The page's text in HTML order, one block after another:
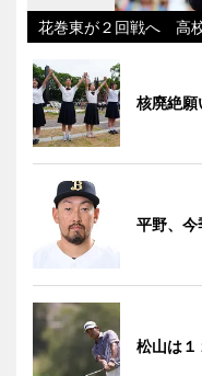
花巻東が２回戦へ 高
核廃絶
平野、
松山は